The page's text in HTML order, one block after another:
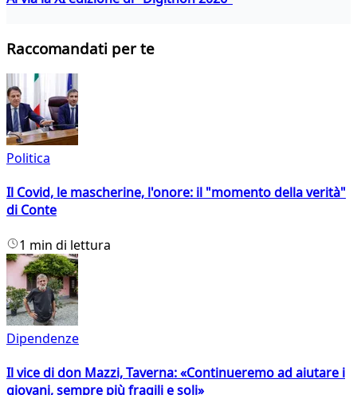
Raccomandati per te
Politica
Il Covid, le mascherine, l'onore: il "momento della verità"
di Conte
1 min di lettura
Dipendenze
Il vice di don Mazzi, Taverna: «Continueremo ad aiutare i
giovani, sempre più fragili e soli»